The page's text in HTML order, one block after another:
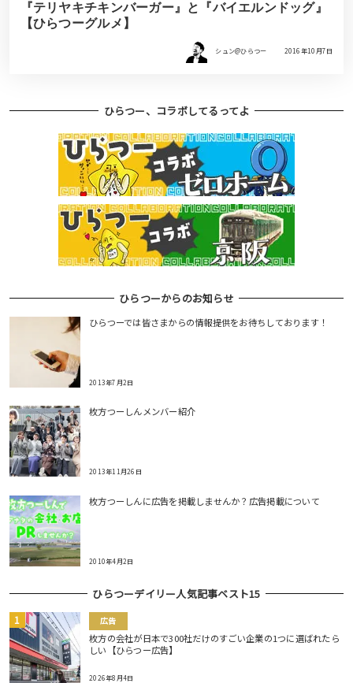
『テリヤキチキンバーガー』と『バイエルンドッグ』
【ひらつーグルメ】
シュン@ひらつー 2016年10月7日
ひらつー、コラボしてるってよ
ひらつーからのお知らせ
ひらつーでは皆さまからの情報提供をお待ちしております！
2013年7月2日
枚方つーしんメンバー紹介
2013年11月26日
枚方つーしんに広告を掲載しませんか？広告掲載について
2010年4月2日
ひらつーデイリー人気記事ベスト15
広告
枚方の会社が日本で300社だけのすごい企業の1つに選ばれたら
しい【ひらつー広告】
2026年8月4日